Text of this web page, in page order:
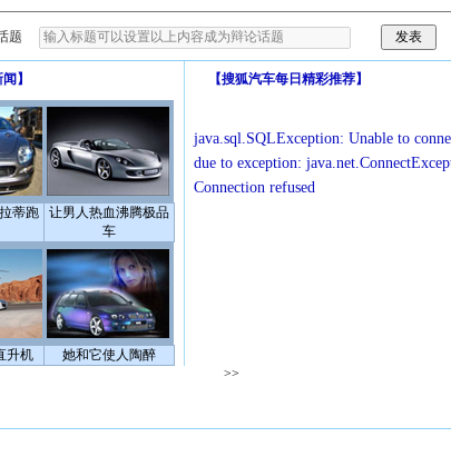
题
】
蒂跑
让男人热血沸腾极品
车
升机 她和它使人陶醉
【搜狐汽车每日精彩推荐】
java.sql.SQLException: Unable to
due to exception:
Connection refused
>>